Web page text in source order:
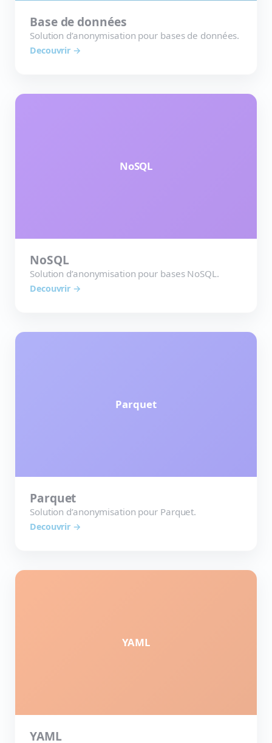
Base de données
Solution d’anonymisation pour bases de données.
Decouvrir →
NoSQL
NoSQL
Solution d’anonymisation pour bases NoSQL.
Decouvrir →
Parquet
Parquet
Solution d’anonymisation pour Parquet.
Decouvrir →
YAML
YAML